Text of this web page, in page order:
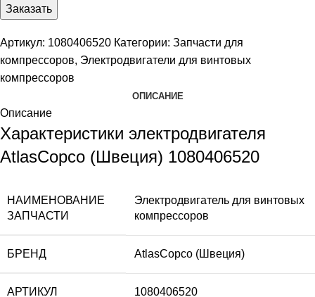
Заказать
Артикул: 1080406520 Категории: Запчасти для
компрессоров, Электродвигатели для винтовых
компрессоров
ОПИСАНИЕ
Описание
Характеристики электродвигателя
AtlasCopco (Швеция) 1080406520
НАИМЕНОВАНИЕ
ЗАПЧАСТИ
Электродвигатель для винтовых
компрессоров
БРЕНД AtlasCopco (Швеция)
АРТИКУЛ 1080406520